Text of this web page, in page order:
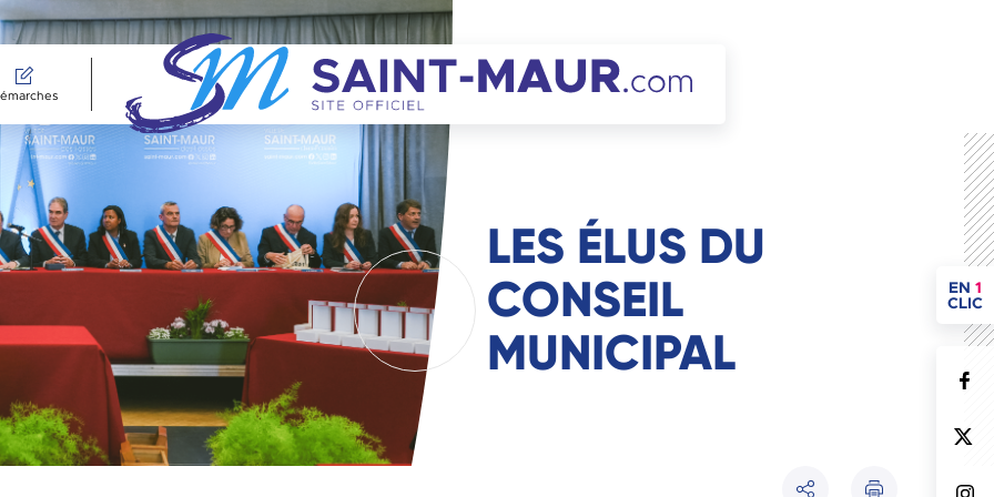
EN 1
CLIC
LES ÉLUS DU
CONSEIL
MUNICIPAL
Imprimer